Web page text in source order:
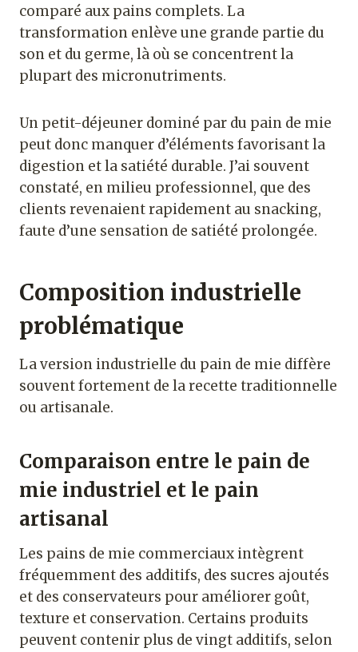
comparé aux pains complets. La
transformation enlève une grande partie du
son et du germe, là où se concentrent la
plupart des micronutriments.
Un petit-déjeuner dominé par du pain de mie
peut donc manquer d’éléments favorisant la
digestion et la satiété durable. J’ai souvent
constaté, en milieu professionnel, que des
clients revenaient rapidement au snacking,
faute d’une sensation de satiété prolongée.
Composition industrielle
problématique
La version industrielle du pain de mie diffère
souvent fortement de la recette traditionnelle
ou artisanale.
Comparaison entre le pain de
mie industriel et le pain
artisanal
Les pains de mie commerciaux intègrent
fréquemment des additifs, des sucres ajoutés
et des conservateurs pour améliorer goût,
texture et conservation. Certains produits
peuvent contenir plus de vingt additifs, selon